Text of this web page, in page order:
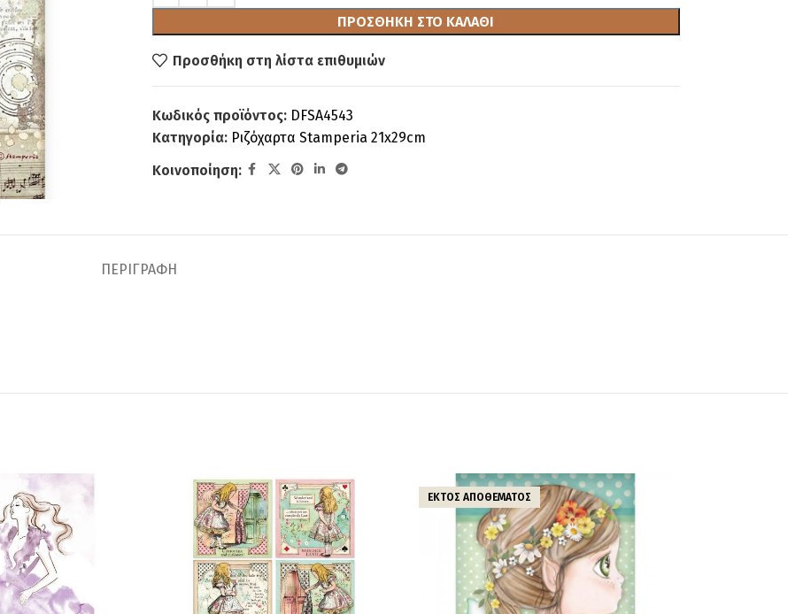
ΠΡΟΣΘΉΚΗ ΣΤΟ ΚΑΛΆΘΙ
Προσθήκη στη λίστα επιθυμιών
Κωδικός προϊόντος: DFSA4543
Κατηγορία: Ριζόχαρτα Stamperia 21x29cm
Κοινοποίηση:
ΠΕΡΙΓΡΑΦΉ
ΕΚΤΌΣ ΑΠΟΘΈΜΑΤΟΣ